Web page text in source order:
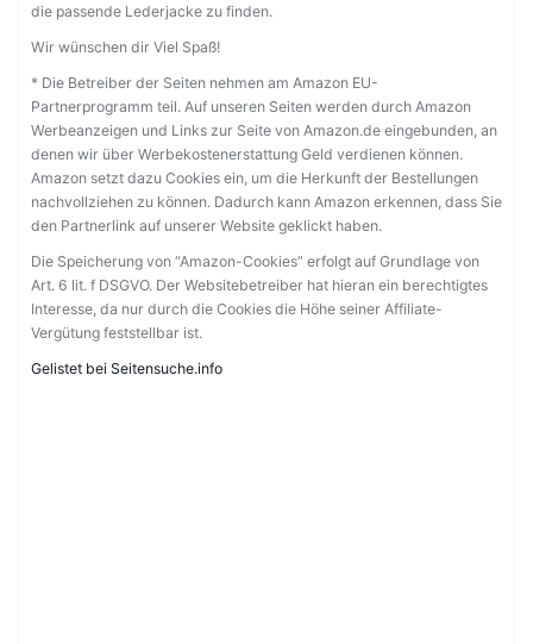
die passende Lederjacke zu finden.
Wir wünschen dir Viel Spaß!
* Die Betreiber der Seiten nehmen am Amazon EU-
Partnerprogramm teil. Auf unseren Seiten werden durch Amazon
Werbeanzeigen und Links zur Seite von Amazon.de eingebunden, an
denen wir über Werbekostenerstattung Geld verdienen können.
Amazon setzt dazu Cookies ein, um die Herkunft der Bestellungen
nachvollziehen zu können. Dadurch kann Amazon erkennen, dass Sie
den Partnerlink auf unserer Website geklickt haben.
Die Speicherung von “Amazon-Cookies” erfolgt auf Grundlage von
Art. 6 lit. f DSGVO. Der Websitebetreiber hat hieran ein berechtigtes
Interesse, da nur durch die Cookies die Höhe seiner Affiliate-
Vergütung feststellbar ist.
Gelistet bei Seitensuche.info